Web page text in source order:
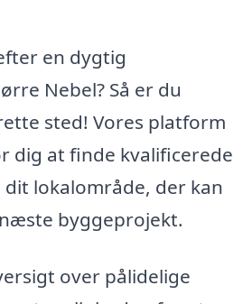
en dygtig
Nebel? Så er du
sted! Vores platform
dig at finde kvalificerede
lokalområde, der kan
byggeprojekt.
over pålidelige